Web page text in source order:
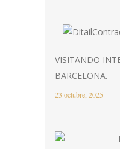
VISITANDO
BARCELONA.
23 octubre, 2025